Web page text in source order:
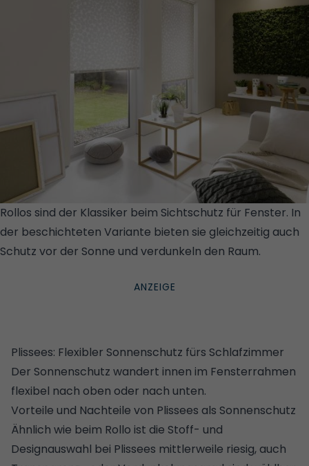
Rollos sind der Klassiker beim Sichtschutz für Fenster. In
der beschichteten Variante bieten sie gleichzeitig auch
Schutz vor der Sonne und verdunkeln den Raum.
Plissees: Flexibler Sonnenschutz fürs Schlafzimmer
Der Sonnenschutz wandert innen im Fensterrahmen
flexibel nach oben oder nach unten.
Vorteile und Nachteile von Plissees als Sonnenschutz
Ähnlich wie beim Rollo ist die Stoff- und
Designauswahl bei Plissees mittlerweile riesig, auch